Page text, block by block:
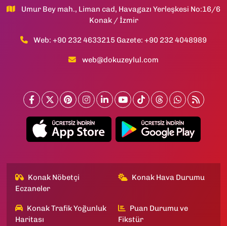
Umur Bey mah., Liman cad, Havagazı Yerleşkesi No:16/6
Konak / İzmir
Web: +90 232 4633215 Gazete: +90 232 4048989
web@dokuzeylul.com
Konak Nöbetçi
Eczaneler
Konak Hava Durumu
Konak Trafik Yoğunluk
Haritası
Puan Durumu ve
Fikstür